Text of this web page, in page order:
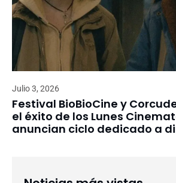
Julio 3, 2026
Festival BioBioCine y
el éxito de los Lunes
anuncian ciclo dedicado a